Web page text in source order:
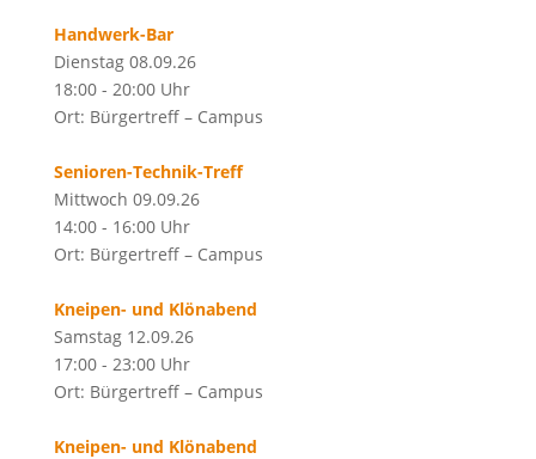
Handwerk-Bar
Dienstag 08.09.26
18:00 - 20:00 Uhr
Ort: Bürgertreff – Campus
Senioren-Technik-Treff
Mittwoch 09.09.26
14:00 - 16:00 Uhr
Ort: Bürgertreff – Campus
Kneipen- und Klönabend
Samstag 12.09.26
17:00 - 23:00 Uhr
Ort: Bürgertreff – Campus
Kneipen- und Klönabend